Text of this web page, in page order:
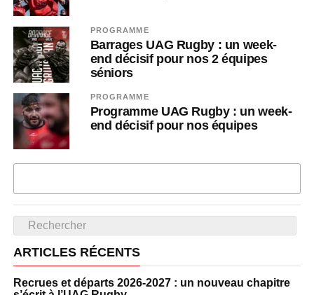
PROGRAMME
Barrages UAG Rugby : un week-
end décisif pour nos 2 équipes
séniors
PROGRAMME
Programme UAG Rugby : un week-
end décisif pour nos équipes
ARTICLES RÉCENTS
Recrues et départs 2026-2027 : un nouveau chapitre